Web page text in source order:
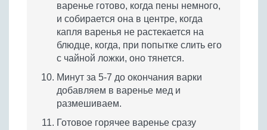
варенье готово, когда пены немного,
и собирается она в центре, когда
капля варенья не растекается на
блюдце, когда, при попытке слить его
с чайной ложки, оно тянется.
Минут за 5-7 до окончания варки
добавляем в варенье мед и
размешиваем.
Готовое горячее варенье сразу